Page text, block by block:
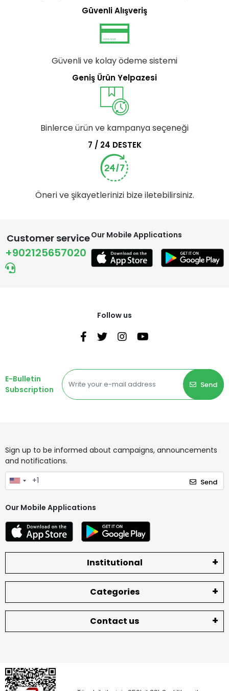
Güvenli Alışveriş
Güvenli ve kolay ödeme sistemi
Geniş Ürün Yelpazesi
Binlerce ürün ve kampanya seçeneği
7 / 24 DESTEK
Öneri ve şikayetlerinizi bize iletebilirsiniz.
Customer service
+902125657020
Our Mobile Applications
Follow us
E-Bulletin
Subscription
Send
Sign up to be informed about campaigns, announcements
and notifications.
Send
Our Mobile Applications
Institutional
Categories
Contact us